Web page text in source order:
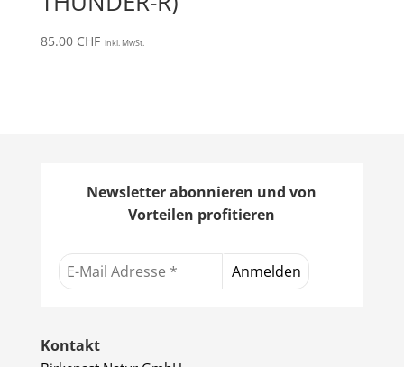
85.00 CHF inkl. MwSt.
Newsletter abonnieren und von
Vorteilen profitieren
Kontakt